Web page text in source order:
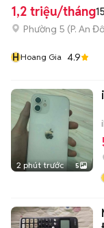
1,2 triệu/tháng
Phường 5 (P. An
HHoang Gia 4.9
2 phút trước 5